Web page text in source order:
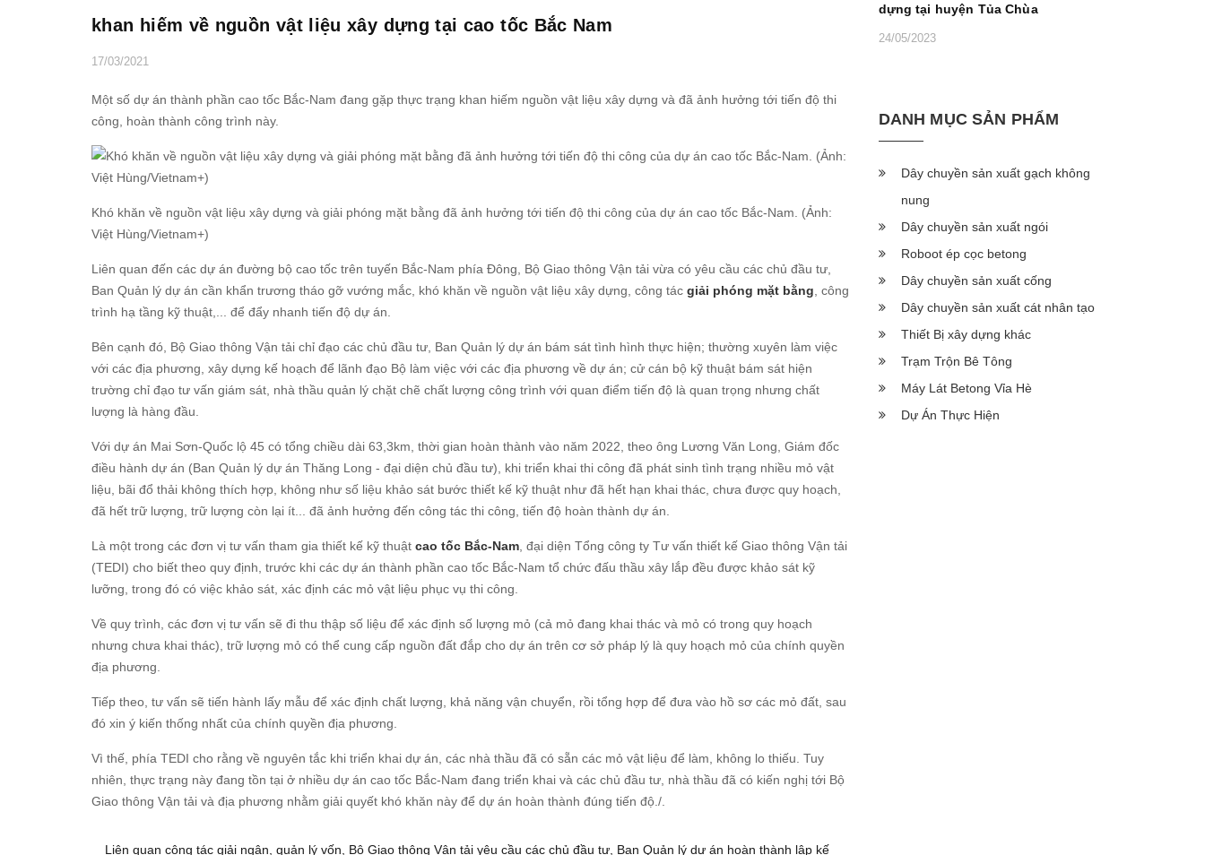
khan hiếm về nguồn vật liệu xây dựng tại cao tốc Bắc Nam
17/03/2021
Một số dự án thành phần cao tốc Bắc-Nam đang gặp thực trạng khan hiếm nguồn vật liệu xây dựng và đã ảnh hưởng tới tiến độ thi
công, hoàn thành công trình này.
Khó khăn về nguồn vật liệu xây dựng và giải phóng mặt bằng đã ảnh hưởng tới tiến độ thi công của dự án cao tốc Bắc-Nam. (Ảnh:
Việt Hùng/Vietnam+)
Liên quan đến các dự án đường bộ cao tốc trên tuyến Bắc-Nam phía Đông, Bộ Giao thông Vận tải vừa có yêu cầu các chủ đầu tư,
Ban Quản lý dự án cần khẩn trương tháo gỡ vướng mắc, khó khăn về nguồn vật liệu xây dựng, công tác giải phóng mặt bằng, công
trình hạ tầng kỹ thuật,... để đẩy nhanh tiến độ dự án.
Bên cạnh đó, Bộ Giao thông Vận tải chỉ đạo các chủ đầu tư, Ban Quản lý dự án bám sát tình hình thực hiện; thường xuyên làm việc
với các địa phương, xây dựng kế hoạch để lãnh đạo Bộ làm việc với các địa phương về dự án; cử cán bộ kỹ thuật bám sát hiện
trường chỉ đạo tư vấn giám sát, nhà thầu quản lý chặt chẽ chất lượng công trình với quan điểm tiến độ là quan trọng nhưng chất
lượng là hàng đầu.
Với dự án Mai Sơn-Quốc lộ 45 có tổng chiều dài 63,3km, thời gian hoàn thành vào năm 2022, theo ông Lương Văn Long, Giám đốc
điều hành dự án (Ban Quản lý dự án Thăng Long - đại diện chủ đầu tư), khi triển khai thi công đã phát sinh tình trạng nhiều mỏ vật
liệu, bãi đổ thải không thích hợp, không như số liệu khảo sát bước thiết kế kỹ thuật như đã hết hạn khai thác, chưa được quy hoạch,
đã hết trữ lượng, trữ lượng còn lại ít... đã ảnh hưởng đến công tác thi công, tiến độ hoàn thành dự án.
Là một trong các đơn vị tư vấn tham gia thiết kế kỹ thuật cao tốc Bắc-Nam, đại diện Tổng công ty Tư vấn thiết kế Giao thông Vận tải
(TEDI) cho biết theo quy định, trước khi các dự án thành phần cao tốc Bắc-Nam tổ chức đấu thầu xây lắp đều được khảo sát kỹ
lưỡng, trong đó có việc khảo sát, xác định các mỏ vật liệu phục vụ thi công.
Về quy trình, các đơn vị tư vấn sẽ đi thu thập số liệu để xác định số lượng mỏ (cả mỏ đang khai thác và mỏ có trong quy hoạch
nhưng chưa khai thác), trữ lượng mỏ có thể cung cấp nguồn đất đắp cho dự án trên cơ sở pháp lý là quy hoạch mỏ của chính quyền
địa phương.
Tiếp theo, tư vấn sẽ tiến hành lấy mẫu để xác định chất lượng, khả năng vận chuyển, rồi tổng hợp để đưa vào hồ sơ các mỏ đất, sau
đó xin ý kiến thống nhất của chính quyền địa phương.
Vì thế, phía TEDI cho rằng về nguyên tắc khi triển khai dự án, các nhà thầu đã có sẵn các mỏ vật liệu để làm, không lo thiếu. Tuy
nhiên, thực trạng này đang tồn tại ở nhiều dự án cao tốc Bắc-Nam đang triển khai và các chủ đầu tư, nhà thầu đã có kiến nghị tới Bộ
Giao thông Vận tải và địa phương nhằm giải quyết khó khăn này để dự án hoàn thành đúng tiến độ./.
Liên quan công tác giải ngân, quản lý vốn, Bộ Giao thông Vận tải yêu cầu các chủ đầu tư, Ban Quản lý dự án hoàn thành lập kế
dựng tại huyện Tủa Chùa
24/05/2023
DANH MỤC SẢN PHẨM
Dây chuyền sản xuất gạch không
nung
Dây chuyền sản xuất ngói
Roboot ép cọc betong
Dây chuyền sản xuất cống
Dây chuyền sản xuất cát nhân tạo
Thiết Bị xây dựng khác
Trạm Trộn Bê Tông
Máy Lát Betong Vỉa Hè
Dự Án Thực Hiện